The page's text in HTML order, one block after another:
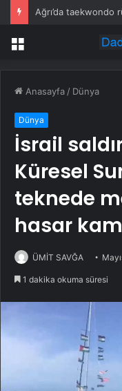
Menü
Anasayfa / Dünya
Dünya
İsrail
Küresel
teknede
hasar
ÜMİT SAVĞA
1 dakika okuma süresi